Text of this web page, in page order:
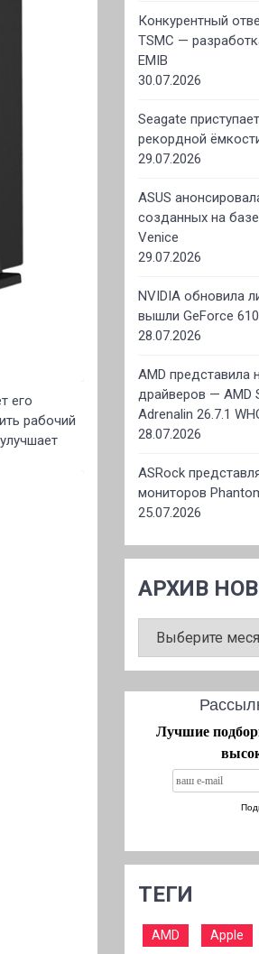
его
рабочий
Конкурентный
TSMC —
EMIB
30.07.2026
Seagate
рекордной
29.07.2026
ASUS
созданных на
Venice
29.07.2026
NVIDIA обновила
вышли GeForce
28.07.2026
AMD представила
драйверов — AMD
Adrenalin 26.7.1
28.07.2026
ASRock
мониторов
25.07.2026
АРХИВ
НОВОСТЕЙ
Лучшие
ТЕГИ
AMD Apple